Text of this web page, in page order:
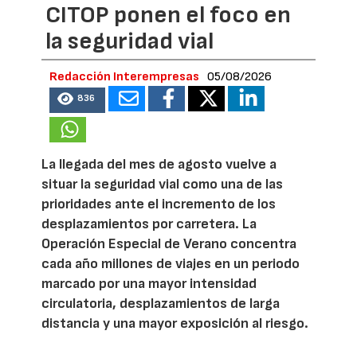
CITOP ponen el foco en
la seguridad vial
Redacción Interempresas 05/08/2026
836
La llegada del mes de agosto vuelve a
situar la seguridad vial como una de las
prioridades ante el incremento de los
desplazamientos por carretera. La
Operación Especial de Verano concentra
cada año millones de viajes en un periodo
marcado por una mayor intensidad
circulatoria, desplazamientos de larga
distancia y una mayor exposición al riesgo.